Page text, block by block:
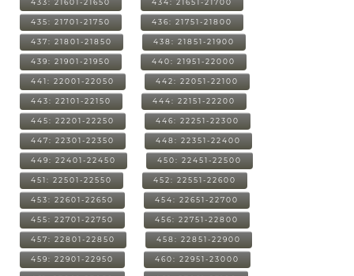
433: 21601-21650 434: 21651-21700
435: 21701-21750 436: 21751-21800
437: 21801-21850 438: 21851-21900
439: 21901-21950 440: 21951-22000
441: 22001-22050 442: 22051-22100
443: 22101-22150 444: 22151-22200
445: 22201-22250 446: 22251-22300
447: 22301-22350 448: 22351-22400
449: 22401-22450 450: 22451-22500
451: 22501-22550 452: 22551-22600
453: 22601-22650 454: 22651-22700
455: 22701-22750 456: 22751-22800
457: 22801-22850 458: 22851-22900
459: 22901-22950 460: 22951-23000